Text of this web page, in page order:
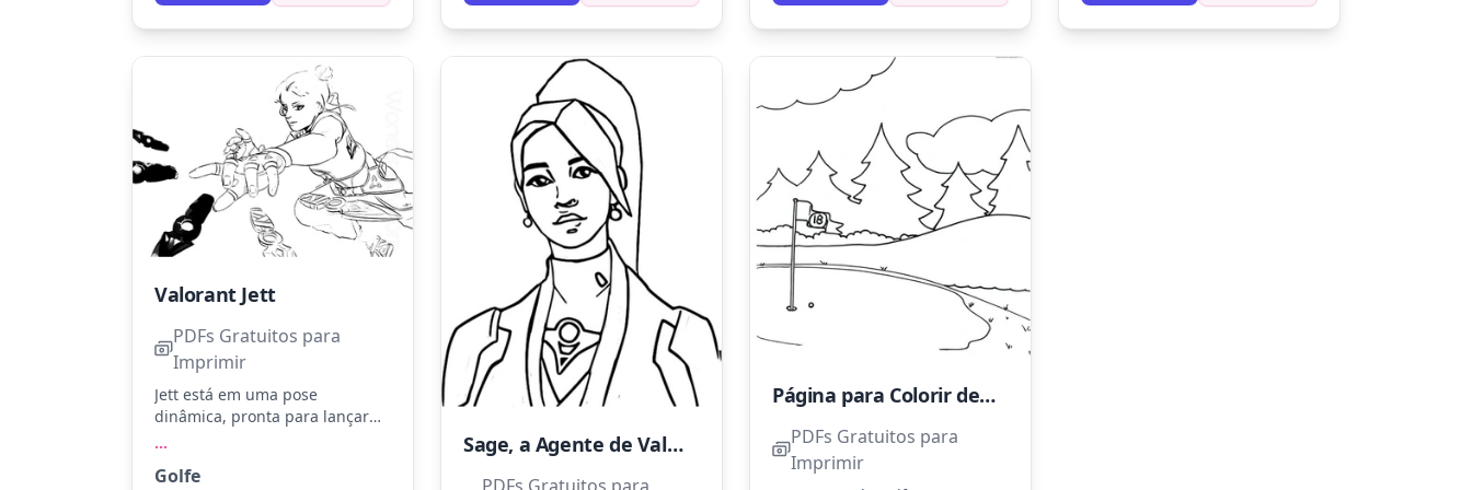
para dar mais profundidade à
imagem.
aos detalhes tecnológicos.
Valorant Jett
PDFs Gratuitos para
Imprimir
Jett está em uma pose
dinâmica, pronta para lançar
uniforme e cinza para as
...
Golfe
Sage, a Agente de Valorant
Página para Colorir de Campo de Golfe para Imprimir
PDFs Gratuitos para
Imprimir